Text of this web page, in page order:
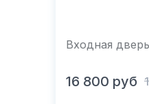
Входная
В корзину
16 800 руб